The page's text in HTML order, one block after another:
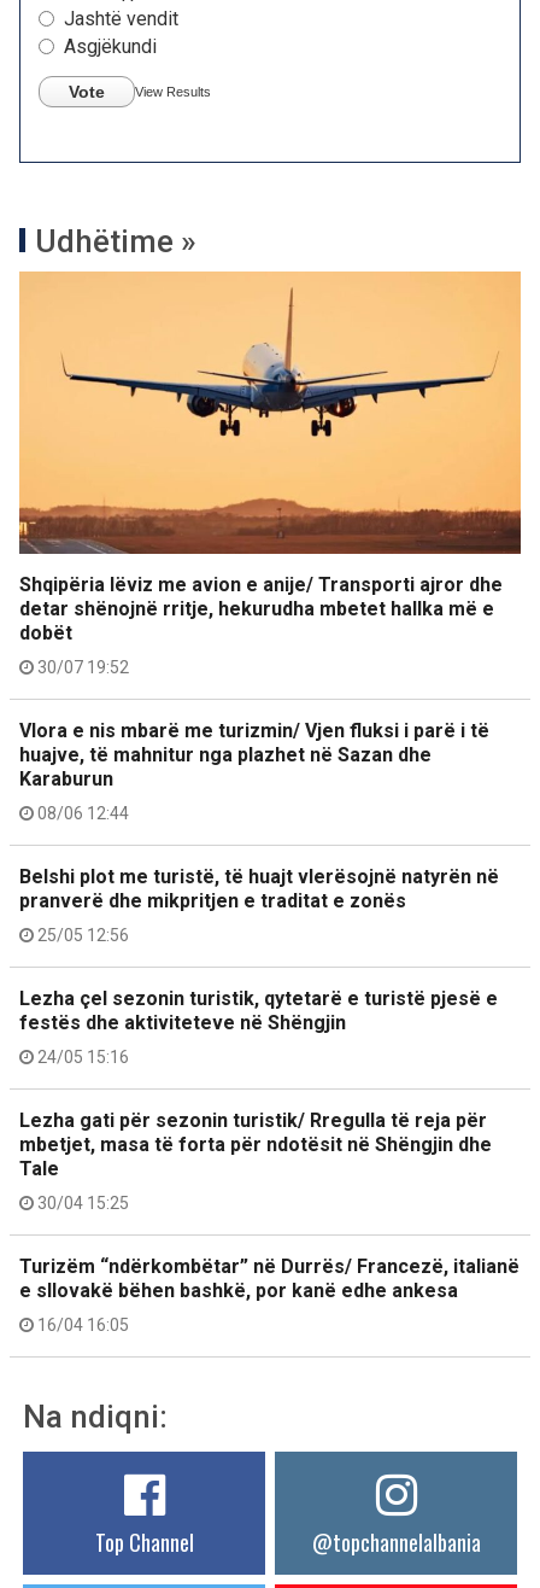
Jashtë vendit
Asgjëkundi
Vote View Results
Udhëtime »
Shqipëria lëviz me avion e anije/ Transporti ajror dhe
detar shënojnë rritje, hekurudha mbetet hallka më e
dobët
30/07 19:52
Vlora e nis mbarë me turizmin/ Vjen fluksi i parë i të
huajve, të mahnitur nga plazhet në Sazan dhe
Karaburun
08/06 12:44
Belshi plot me turistë, të huajt vlerësojnë natyrën në
pranverë dhe mikpritjen e traditat e zonës
25/05 12:56
Lezha çel sezonin turistik, qytetarë e turistë pjesë e
festës dhe aktiviteteve në Shëngjin
24/05 15:16
Lezha gati për sezonin turistik/ Rregulla të reja për
mbetjet, masa të forta për ndotësit në Shëngjin dhe
Tale
30/04 15:25
Turizëm “ndërkombëtar” në Durrës/ Francezë, italianë
e sllovakë bëhen bashkë, por kanë edhe ankesa
16/04 16:05
Na ndiqni:
Top Channel @topchannelalbania